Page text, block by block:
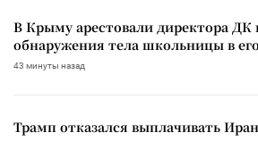
В Крыму арестовали директора ДК после
обнаружения тела школьницы в
43 минуты назад
Трамп отказался выплачивать